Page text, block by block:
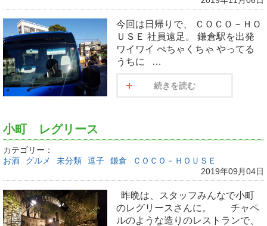
今回は日帰りで、 ＣＯＣＯ－ＨＯ
ＵＳＥ 社員遠足。 鎌倉駅を出発
ワイワイ ぺちゃくちゃ やってる
うちに …
続きを読む
小町 レグリース
カテゴリー：
お酒
グルメ 未分類 逗子 鎌倉
ＣＯＣＯ－ＨＯＵＳＥ
2019年09月04日
昨晩は、スタッフみんなで小町
のレグリースさんに。 チャペ
ルのような造りのレストランで、